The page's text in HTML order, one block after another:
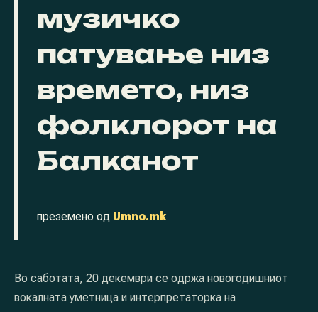
музичко
патување низ
времето, низ
фолклорот на
Балканот
преземено од Umno.mk
Во саботата, 20 декември се одржа новогодишниот
вокалната уметница и интерпретаторка на